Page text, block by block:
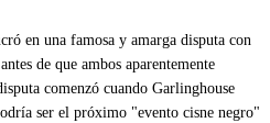
en una famosa y amarga disputa con
de que ambos aparentemente
comenzó cuando Garlinghouse
ser el próximo "evento cisne negro"